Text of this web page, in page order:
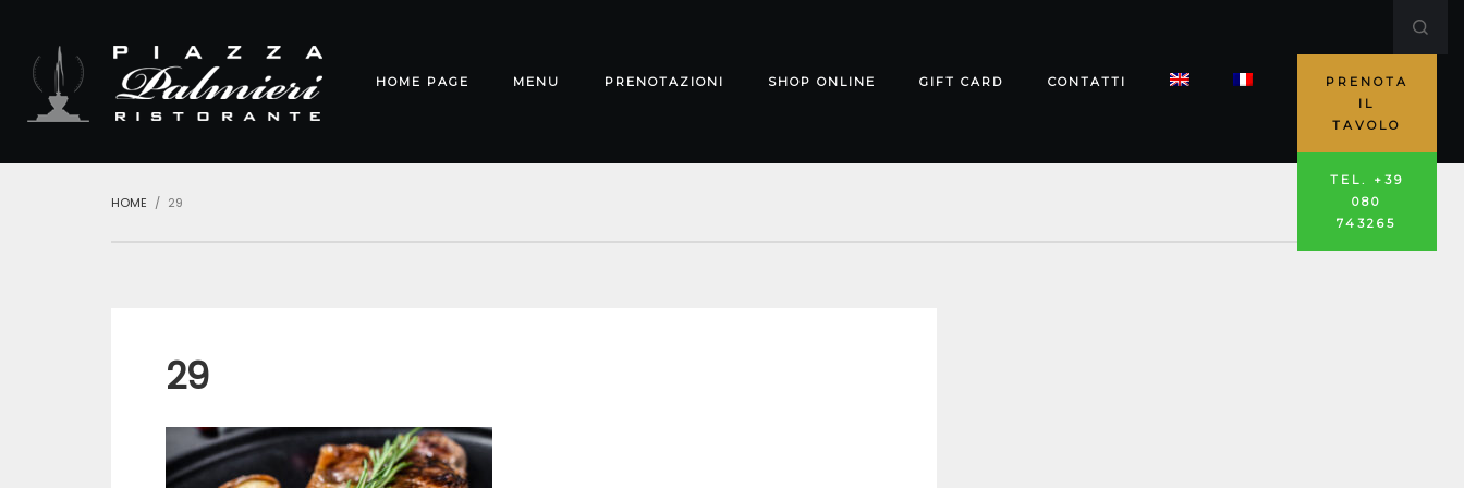
HOME PAGE MENU PRENOTAZIONI SHOP ONLINE GIFT CARD CONTATTI
PRENOTA
IL
TAVOLO
TEL. +39
080
743265
HOME 29
29